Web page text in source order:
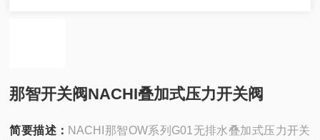
那智开关阀NACHI叠加式压力开关阀
简要描述： NACHI那智OW系列G01无排水叠加式压力开关